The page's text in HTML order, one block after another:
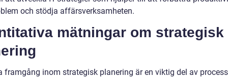
och stödja affärsverksamheten.
mätningar om strategisk
framgång inom strategisk planering är en viktig del av